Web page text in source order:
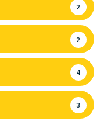
2
2
4
3